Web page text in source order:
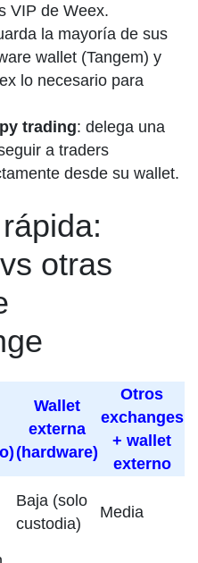
VIP de Weex.
la mayoría de sus
wallet (Tangem) y
lo necesario para
trading: delega una
a traders
desde su wallet.
otras
Wallet
externa
(hardware)
Otros
exchanges
+ wallet
externo
Baja (solo
custodia)
Media